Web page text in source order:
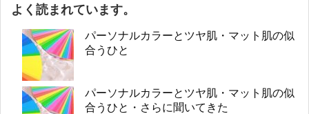
よく読まれています。
パーソナルカラーとツヤ肌・マット肌の似
合うひと
パーソナルカラーとツヤ肌・マット肌の似
合うひと・さらに聞いてきた